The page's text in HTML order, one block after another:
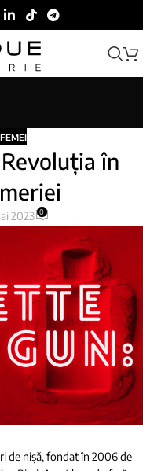
în
2023 0
de nișă, fondat în 2006 de